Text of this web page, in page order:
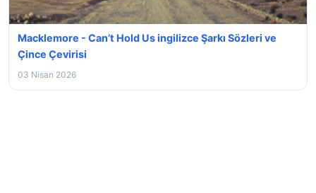
Macklemore - Can’t Hold Us ingilizce Şarkı Sözleri ve
Çince Çevirisi
03 Nisan 2026